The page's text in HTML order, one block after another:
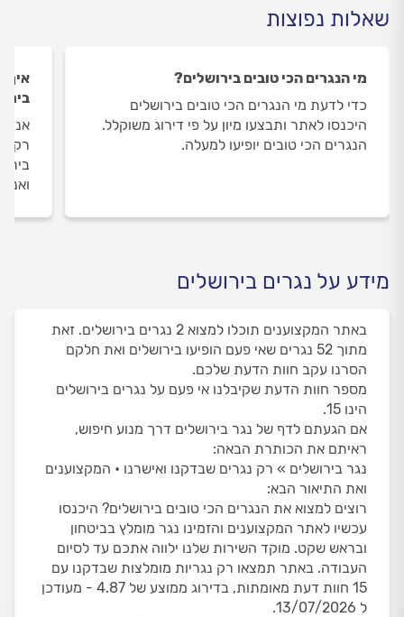
שאלות נפוצות
מי הנגרים הכי טובים בירושלים?
כדי לדעת מי הנגרים הכי טובים בירושלים
היכנסו לאתר ותבצעו מיון על פי דירוג משוקלל.
הנגרים הכי טובים יופיעו למעלה.
איך
רק
מידע על נגרים בירושלים
באתר המקצוענים תוכלו למצוא 2 נגרים בירושלים. זאת
מתוך 52 נגרים שאי פעם הופיעו בירושלים ואת חלקם
הסרנו עקב חוות הדעת שלכם.
מספר חוות הדעת שקיבלנו אי פעם על נגרים בירושלים
הינו 15.
אם הגעתם לדף של נגר בירושלים דרך מנוע חיפוש,
ראיתם את הכותרת הבאה:
נגר בירושלים » רק נגרים שבדקנו ואישרנו • המקצוענים
ואת התיאור הבא:
רוצים למצוא את הנגרים הכי טובים בירושלים? היכנסו
עכשיו לאתר המקצוענים והזמינו נגר מומלץ בביטחון
ובראש שקט. מוקד השירות שלנו ילווה אתכם עד לסיום
העבודה. באתר תמצאו רק נגריות מומלצות שבדקנו עם
15 חוות דעת מאומתות, בדירוג ממוצע של 4.87 - מעודכן
ל 13/07/2026.